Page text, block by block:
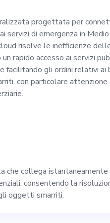
la
Le
tutte
la
di
progettata per
servizi di emergenza in
risolve le inefficienze
rapido accesso ai servizi
facilitando gli ordini relativi ai
con particolare
che collega
consentendo la
oggetti smarriti.